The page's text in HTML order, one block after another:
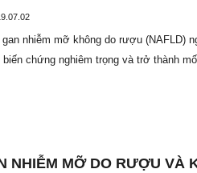
gan nhiễm mỡ không do rượu (NAFLD)
biến chứng nghiêm trọng và trở thành
NHIỄM MỠ DO RƯỢU VÀ